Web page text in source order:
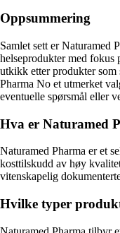
Oppsummering
Samlet sett er Naturamed
helseprodukter med fokus
utkikk etter produkter
Pharma No et utmerket
eventuelle spørsmål eller
Hva er Naturamed
Naturamed Pharma er et
kosttilskudd av høy
vitenskapelig
Hvilke typer